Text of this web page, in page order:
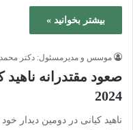
بیشتر بخوانید »
موسس و مدیرمسئول: دکتر
صعود مقتدرانه ناهید
2024
ناهید کیانی در دومین دیدار